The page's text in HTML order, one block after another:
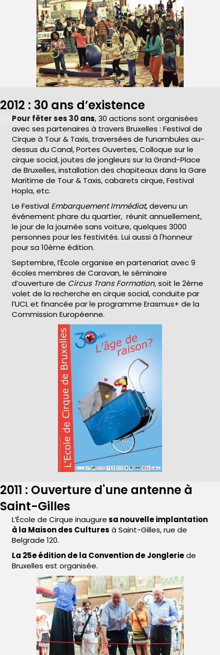
2012 : 30 ans d’existence
Pour fêter ses 30 ans, 30 actions sont organisées
avec ses partenaires à travers Bruxelles : Festival de
Cirque à Tour & Taxis, traversées de funambules au-
dessus du Canal, Portes Ouvertes, Colloque sur le
cirque social, joutes de jongleurs sur la Grand-Place
de Bruxelles, installation des chapiteaux dans la Gare
Maritime de Tour & Taxis, cabarets cirque, Festival
Hopla, etc.
Le Festival Embarquement Immédiat, devenu un
événement phare du quartier, réunit annuellement,
le jour de la journée sans voiture, quelques 3000
personnes pour les festivités. Lui aussi à l'honneur
pour sa 10ème édition.
Septembre, l’École organise en partenariat avec 9
écoles membres de Caravan, le séminaire
d’ouverture de Circus Trans Formation, soit le 2ème
volet de la recherche en cirque social, conduite par
l’UCLet financée par le programme Erasmus+ de la
Commission Européenne.
2011 : Ouverture d'une antenne à
Saint-Gilles
L’École de Cirque inauguresa nouvelle implantation
à la Maison des Cultures à Saint-Gilles, rue de
Belgrade 120.
La 25e édition de la Convention de Jongleriede
Bruxelles est organisée.